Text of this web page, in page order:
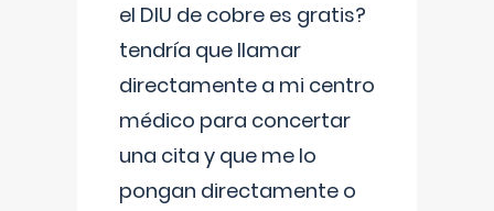
el DIU de cobre es gratis?
tendría que llamar
directamente a mi centro
médico para concertar
una cita y que me lo
pongan directamente o